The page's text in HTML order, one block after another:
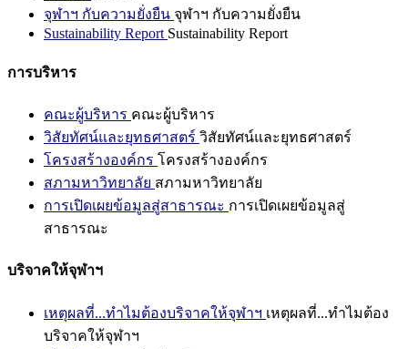
จุฬาฯ กับความยั่งยืน จุฬาฯ กับความยั่งยืน
Sustainability Report Sustainability Report
การบริหาร
คณะผู้บริหาร คณะผู้บริหาร
วิสัยทัศน์และยุทธศาสตร์ วิสัยทัศน์และยุทธศาสตร์
โครงสร้างองค์กร โครงสร้างองค์กร
สภามหาวิทยาลัย สภามหาวิทยาลัย
การเปิดเผยข้อมูลสู่สาธารณะ การเปิดเผยข้อมูลสู่
สาธารณะ
บริจาคให้จุฬาฯ
เหตุผลที่...ทำไมต้องบริจาคให้จุฬาฯ เหตุผลที่...ทำไมต้อง
บริจาคให้จุฬาฯ